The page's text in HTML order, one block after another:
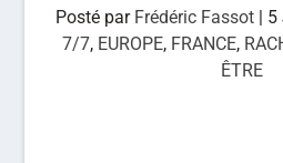
Posté par Frédéric Fassot| 5
7/7, EUROPE, FRANCE,
ÊTRE